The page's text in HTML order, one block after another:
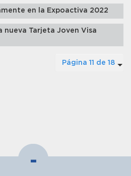
en la Expoactiva 2022
nueva Tarjeta Joven Visa
Página 11 de 18
-